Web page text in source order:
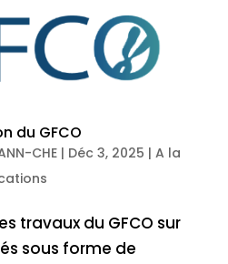
du GFCO
CHE| Déc 3, 2025 | A la
travaux du GFCO sur
sous forme de